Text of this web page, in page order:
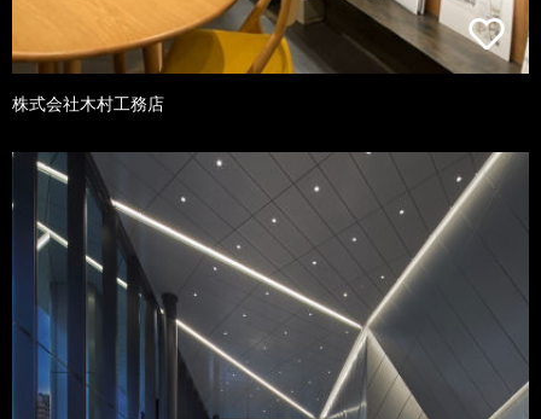
株式会社木村工務店